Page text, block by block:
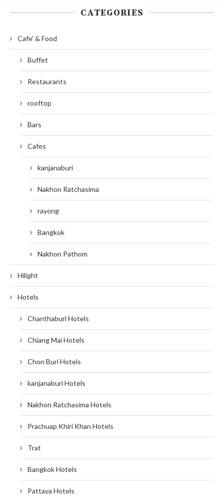
CATEGORIES
Cafe' & Food
Buffet
Restaurants
rooftop
Bars
Cafes
kanjanaburi
Nakhon Ratchasima
rayong
Bangkok
Nakhon Pathom
Hilight
Hotels
Chanthaburi Hotels
Chiang Mai Hotels
Chon Buri Hotels
kanjanaburi Hotels
Nakhon Ratchasima Hotels
Prachuap Khiri Khan Hotels
Trat
Bangkok Hotels
Pattaya Hotels